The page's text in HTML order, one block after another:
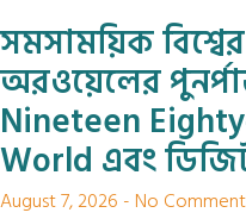
সমসাময়িক
অরওয়েলের
Nineteen
World এবং
August 7, 2026 No